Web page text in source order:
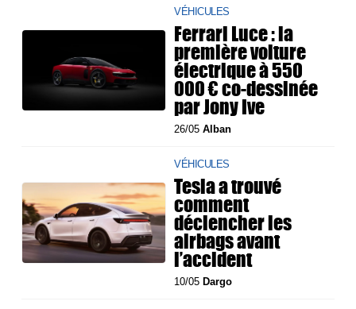
VÉHICULES
Ferrari Luce : la
première voiture
électrique à 550
000 € co-dessinée
par Jony Ive
26/05Alban
VÉHICULES
Tesla a trouvé
comment
déclencher les
airbags avant
l’accident
10/05 Dargo